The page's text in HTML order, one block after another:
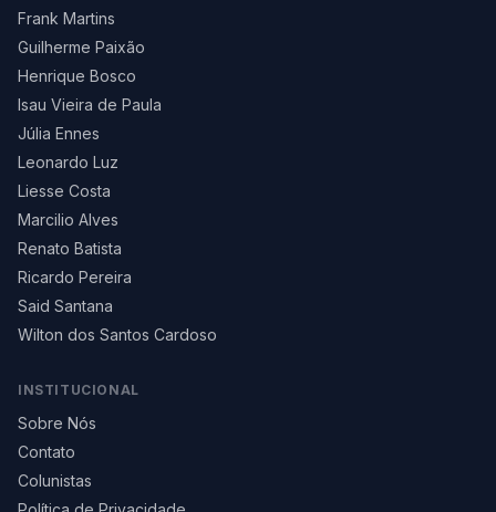
Frank Martins
Guilherme Paixão
Henrique Bosco
Isau Vieira de Paula
Júlia Ennes
Leonardo Luz
Liesse Costa
Marcilio Alves
Renato Batista
Ricardo Pereira
Said Santana
Wilton dos Santos Cardoso
INSTITUCIONAL
Sobre Nós
Contato
Colunistas